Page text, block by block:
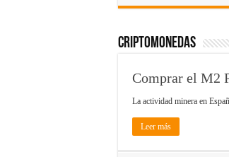
Criptomonedas
Comprar el M2
La actividad minera en
Leer más